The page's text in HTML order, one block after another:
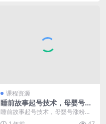
课程资源
睡前故事起号技术，母婴号涨
粉，70%女粉，百分百原创
睡前故事起号技术，母婴号涨粉，7
0%女粉，百分百原创 课程内容: 01.